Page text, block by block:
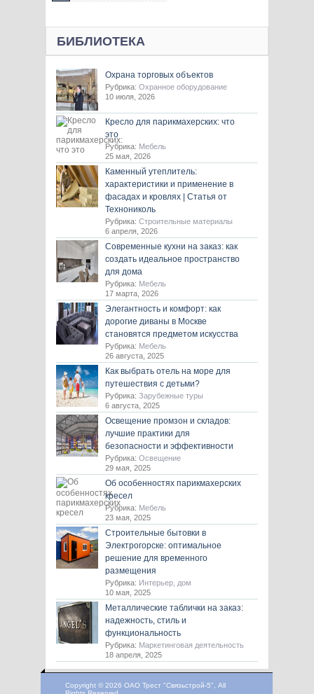
БИБЛИОТЕКА
Охрана торговых объектов
Рубрика: Охранное оборудование
10 июля, 2026
Кресло для парикмахерских: что
это
Рубрика: Мебель
25 мая, 2026
Каменный утеплитель:
характеристики и применение в
фасадах и кровлях | Статья от
Технониколь
Рубрика: Строительные материалы
6 апреля, 2026
Современные кухни на заказ: как
создать идеальное пространство
для дома
Рубрика: Мебель
17 марта, 2026
Элегантность и комфорт: как
дорогие диваны в Москве
становятся предметом искусства
Рубрика: Мебель
26 августа, 2025
Как выбрать отель на море для
путешествия с детьми?
Рубрика: Зарубежные туры
6 августа, 2025
Освещение промзон и складов:
лучшие практики для
безопасности и эффективности
Рубрика: Освещение
29 мая, 2025
Об особенностях парикмахерских
кресел
Рубрика: Мебель
23 мая, 2025
Строительные бытовки в
Электрогорске: оптимальное
решение для временного
размещения
Рубрика: Интерьер, дом
10 мая, 2025
Металлические таблички на заказ:
надежность, стиль и
функциональность
Рубрика: Маркетинговая деятельность
18 апреля, 2025
Copyright © 2026 ОАО Трест "Связьстрой-5", All